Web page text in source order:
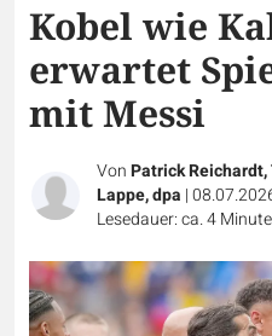
Kobel wie
erwartet
mit Messi
VonPatrick
Lappe, dpa |
Lesedauer: ca. 4